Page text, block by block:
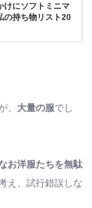
けにソフトミニマ
の持ち物リスト20
、 大量の服でし
お洋服たちを無駄
え、試行錯誤しな